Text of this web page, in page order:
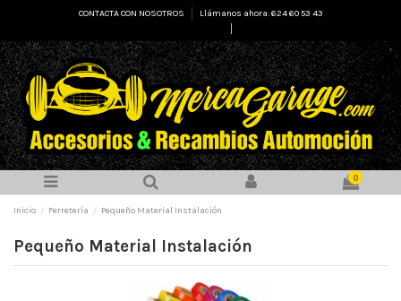
CONTACTA CON NOSOTROS
Llámanos ahora: 624 60 53 43
0
Inicio Ferretería Pequeño Material Instalación
Pequeño Material Instalación